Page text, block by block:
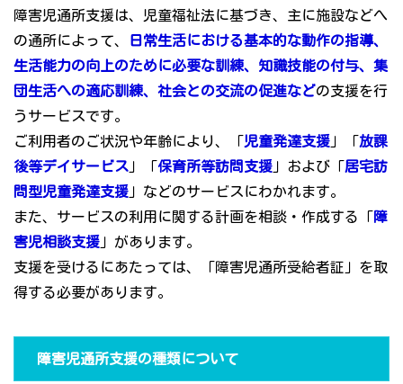
障害児通所支援は、児童福祉法に基づき、主に施設などへ
の通所によって、
日常生活における基本的な動作の指導、
生活能力の向上のために必要な訓練、知識技能の付与、集
団生活への適応訓練、社会との交流の促進などの支援を行
うサービスです。
ご利用者のご状況や年齢により、「児童発達支援 」「放課
後等デイサービス 」「保育所等訪問支援 」および「居宅訪
問型児童発達支援 」などのサービスにわかれます。
また、サービスの利用に関する計画を相談・作成する「障
害児相談支援 」があります。
支援を受けるにあたっては、「障害児通所受給者証」を取
得する必要があります。
障害児通所支援の種類について